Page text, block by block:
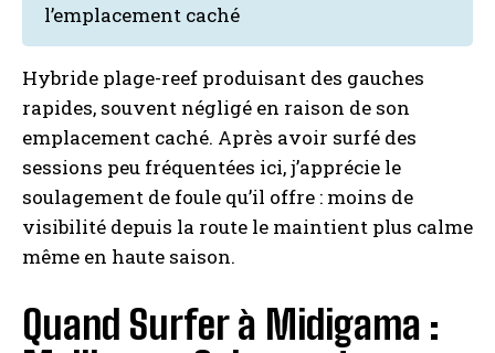
l’emplacement caché
Hybride plage-reef produisant des gauches
rapides, souvent négligé en raison de son
emplacement caché. Après avoir surfé des
sessions peu fréquentées ici, j’apprécie le
soulagement de foule qu’il offre : moins de
visibilité depuis la route le maintient plus calme
même en haute saison.
Quand Surfer à Midigama :